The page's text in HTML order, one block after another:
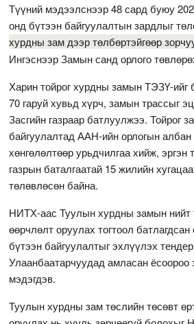
Түүний мэдээлснээр 48 сард буюу
онд бүтээн байгуулалтын зардлыг
хурдны зам дээр төлбөртэйгөөр
Ингэснээр Замын санд орлого
Харин тойрог хурдны замын ТЭЗҮ-ийг
70 гаруй хувьд хүрч, замын трассыг
Засгийн газраар батлуулжээ. Тойрог
байгуулалтад ААН-ийн орлогын
хөнгөлөлтөөр урьдчилгаа хийж, эргэн
газрын баталгаатай 15 жилийн
төлөвлөсөн байна.
НИТХ-аас Туулын хурдны замын нийт
өөрчлөлт оруулах тогтоол
бүтээн байгуулалтыг эхлүүлэх
Улаанбаатарчуудад амласан ёсоороо
мэдэгдэв.
Туулын хурдны зам төслийн төсөвт